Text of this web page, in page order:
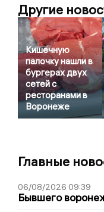
Другие
Кишечную
палочку нашли в
бургерах двух
сетей с
ресторанами в
Воронеже
Главные
06/08/2026 09:39
Бывшего